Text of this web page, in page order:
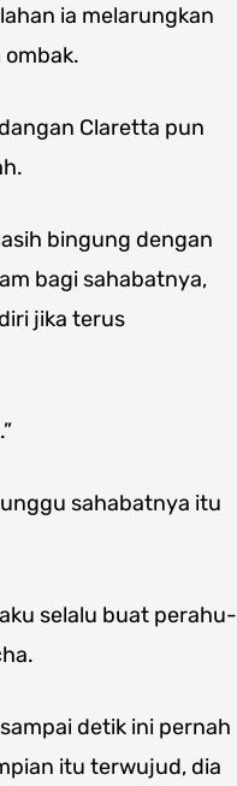
ia melarungkan
Claretta pun
bingung dengan
bagi sahabatnya,
jika terus
sahabatnya itu
selalu buat perahu-
detik ini pernah
itu terwujud, dia